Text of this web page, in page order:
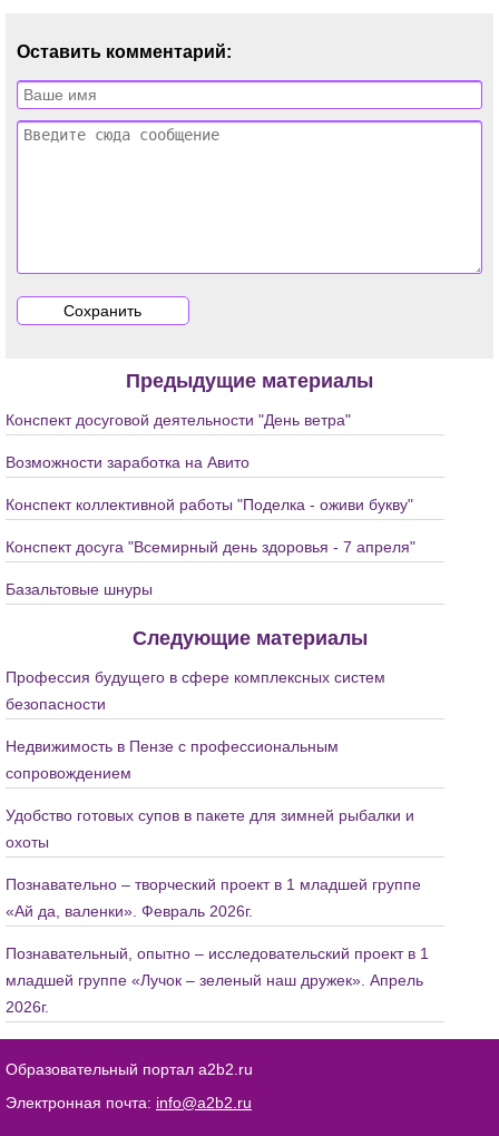
Оставить комментарий:
Предыдущие материалы
Конспект досуговой деятельности "День ветра"
Возможности заработка на Авито
Конспект коллективной работы "Поделка - оживи букву"
Конспект досуга "Всемирный день здоровья - 7 апреля"
Базальтовые шнуры
Следующие материалы
Профессия будущего в сфере комплексных систем
безопасности
Недвижимость в Пензе с профессиональным
сопровождением
Удобство готовых супов в пакете для зимней рыбалки и
охоты
Познавательно – творческий проект в 1 младшей группе
«Ай да, валенки». Февраль 2026г.
Познавательный, опытно – исследовательский проект в 1
младшей группе «Лучок – зеленый наш дружек». Апрель
2026г.
Образовательный портал a2b2.ru
Электронная почта: info@a2b2.ru